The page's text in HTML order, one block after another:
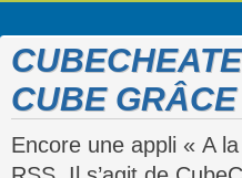
CUBE
Encore une appli « A